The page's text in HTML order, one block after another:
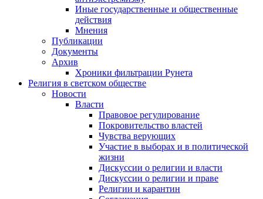
Иные государственные и общественные
действия
Мнения
Публикации
Документы
Архив
Хроники фильтрации Рунета
Религия в светском обществе
Новости
Власти
Правовое регулирование
Покровительство властей
Чувства верующих
Участие в выборах и в политической
жизни
Дискуссии о религии и власти
Дискуссии о религии и праве
Религии и карантин